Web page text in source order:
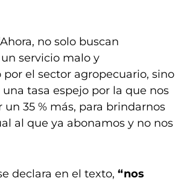
no solo buscan
servicio malo y
el sector agropecuario, sino
tasa espejo por la que nos
35 % más, para brindarnos
al que ya abonamos y no nos
declara en el texto, “nos